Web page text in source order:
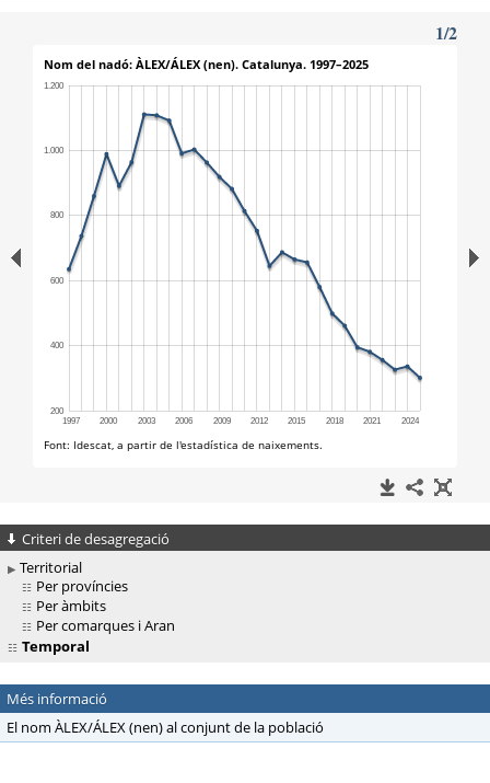
Criteri de desagregació
Territorial
Per províncies
Per àmbits
Per comarques i Aran
Temporal
Més informació
El nom ÀLEX/ÁLEX (nen) al conjunt de la població